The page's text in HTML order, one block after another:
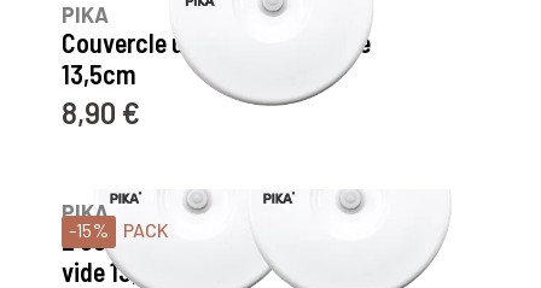
PIKA
Couvercle universel sous vide
13,5cm
Prix
8,90 €
-15% PACK
PIKA
2 couvercles universels sous
vide 13,5cm